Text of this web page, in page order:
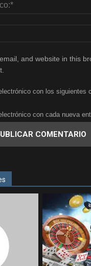
and website in this
con los siguientes
con cada nueva